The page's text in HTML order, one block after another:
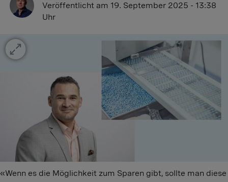
Veröffentlicht am 19. September 2025 - 13:38
Uhr
«Wenn es die Möglichkeit zum Sparen gibt, sollte man diese